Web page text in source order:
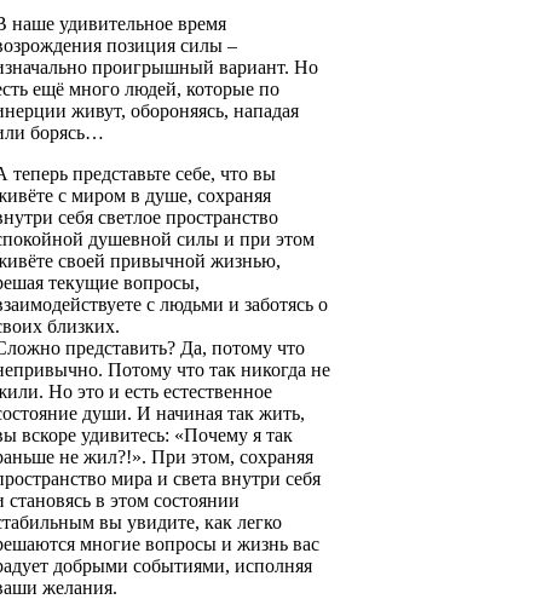
наше удивительное время
позиция силы –
проигрышный вариант. Но
ещё много людей, которые по
живут, обороняясь, нападая
борясь…
теперь представьте себе, что вы
с миром в душе, сохраняя
себя светлое пространство
душевной силы и при этом
своей привычной жизнью,
текущие вопросы,
с людьми и заботясь о
близких.
представить? Да, потому что
Потому что так никогда не
Но это и есть естественное
души. И начиная так жить,
вскоре удивитесь: «Почему я так
не жил?!». При этом, сохраняя
мира и света внутри себя
становясь в этом состоянии
вы увидите, как легко
многие вопросы и жизнь вас
добрыми событиями, исполняя
желания.